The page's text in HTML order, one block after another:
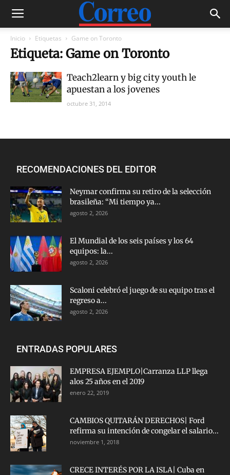
Inicio Etiquetas Game on Toronto
Etiqueta: Game on Toronto
Teach2learn y big city youth le
apuestan a los jovenes
octubre 31, 2014
RECOMENDACIONES DEL EDITOR
Neymar confirma su retiro de la selección
brasileña: “Mi tiempo ya...
agosto 2, 2026
El Mundial de los seis países y los 64
equipos: la...
agosto 2, 2026
Scaloni celebró el juego de su equipo tras el
regreso a...
agosto 2, 2026
ENTRADAS POPULARES
EMPRESA EJEMPLO|Carranza LLP llega
alos 25 años en el 2019
enero 22, 2019
CAMBIOS QUITARÁN DERECHOS| Ford
refirma su intención de congelar el salario...
noviembre 1, 2018
CRECE INTERÉS POR LA ISLA| Cuba en